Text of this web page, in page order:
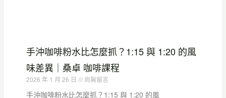
手沖咖啡粉水比怎麼抓？1:15 與 1:20 的風
味差異｜桑卓 咖啡課程
2026 年 1 月 26 日 尚無留言
手沖咖啡粉水比怎麼抓？1:15 與 1:20 的風